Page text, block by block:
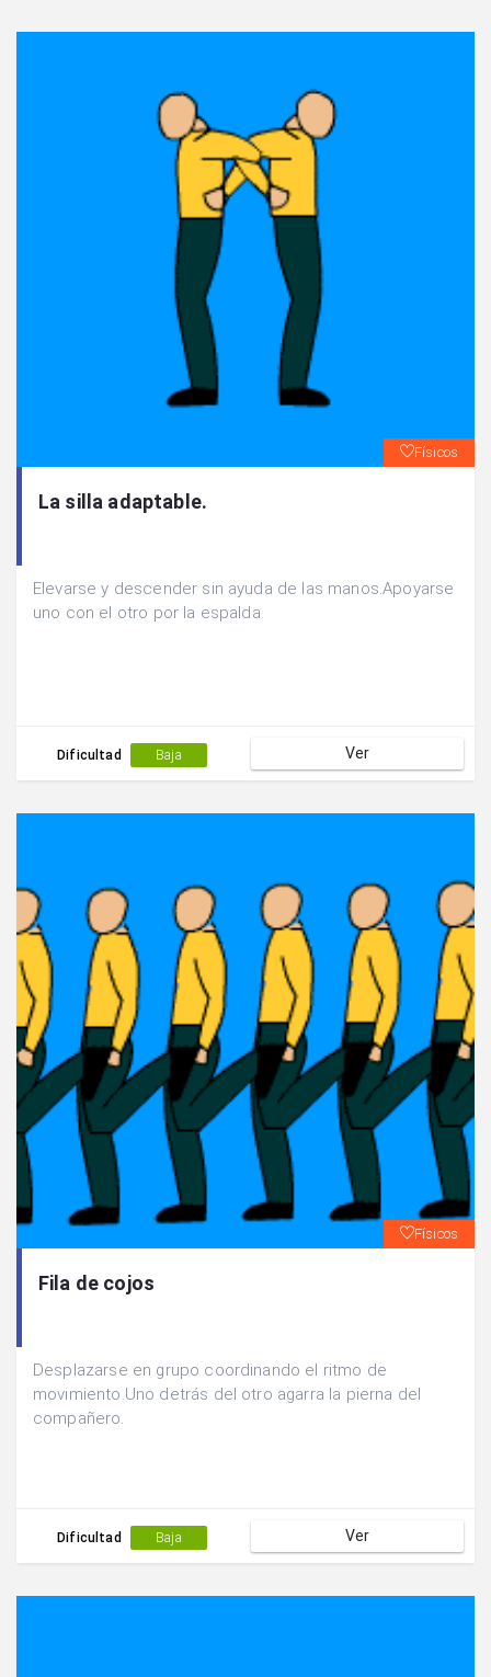
Físicos
La silla adaptable.
Elevarse y descender sin ayuda de las manos.Apoyarse
uno con el otro por la espalda.
Dificultad Baja Ver
Físicos
Fila de cojos
Desplazarse en grupo coordinando el ritmo de
movimiento.Uno detrás del otro agarra la pierna del
compañero.
Dificultad Baja Ver